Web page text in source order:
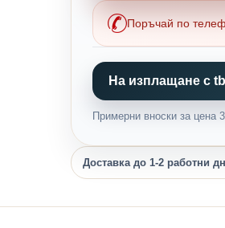
Поръчай по
На изплащане с
Примерни вноски за цена
Доставка до 1-2 работни